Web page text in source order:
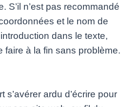
S’il n’est pas recommandé
et le nom de
introduction dans le texte,
faire à la fin sans problème.
s’avérer ardu d’écrire pour